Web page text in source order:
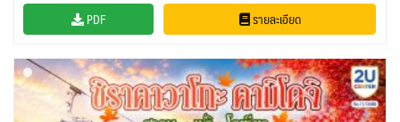
PDF รายละเอียด